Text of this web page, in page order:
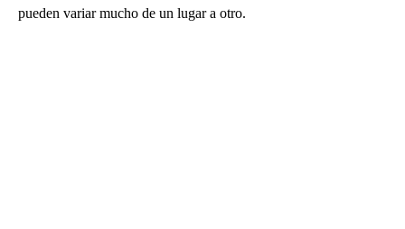
pueden variar mucho de un lugar a otro.